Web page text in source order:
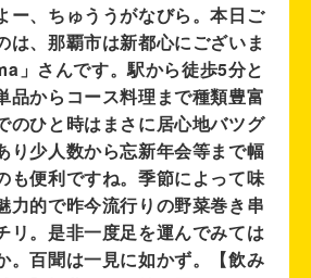
ー、ちゅううがなびら。本日ご
は、那覇市は新都心にございま
」さんです。駅から徒歩5分と
品からコース料理まで種類豊富
のひと時はまさに居心地バツグ
り少人数から忘新年会等まで幅
も便利ですね。季節によって味
力的で昨今流行りの野菜巻き串
リ。是非一度足を運んでみては
。百聞は一見に如かず。【飲み